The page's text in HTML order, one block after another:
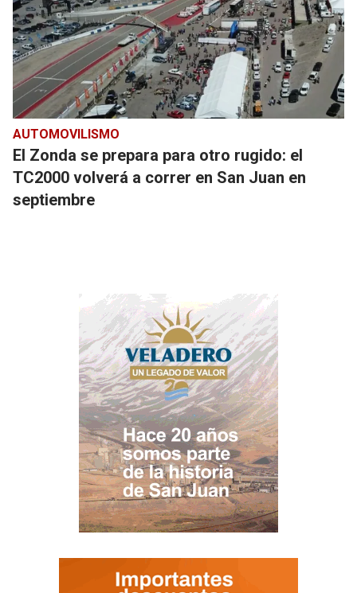
AUTOMOVILISMO
El Zonda se prepara para otro rugido: el
TC2000 volverá a correr en San Juan en
septiembre